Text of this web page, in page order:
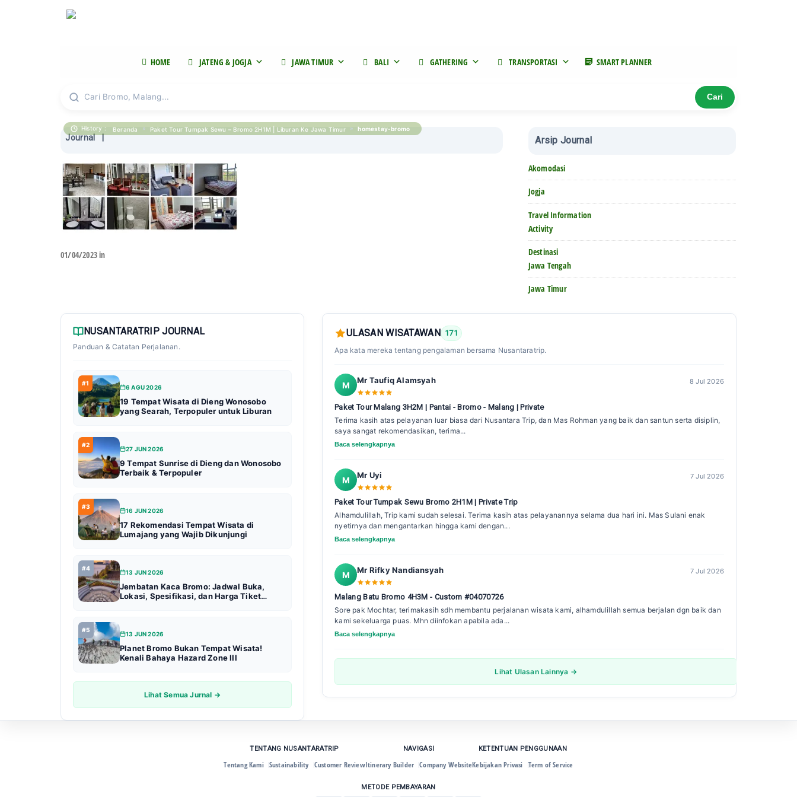
HOME JATENG & JOGJA JAWA TIMUR BALI GATHERING TRANSPORTASI SMART PLANNER
Cari Bromo, Malang... Cari
History : Beranda » Paket Tour Tumpak Sewu – Bromo 2H1M | Liburan Ke Jawa Timur » homestay-bromo
Journal |
01/04/2023 in
Arsip Journal
Akomodasi
Jogja
Travel Information
Activity
Destinasi
Jawa Tengah
Jawa Timur
NUSANTARATRIP JOURNAL
Panduan & Catatan Perjalanan.
#1
6 AGU 2026
19 Tempat Wisata di Dieng Wonosobo
yang Searah, Terpopuler untuk Liburan
#2
27 JUN 2026
9 Tempat Sunrise di Dieng dan Wonosobo
Terbaik & Terpopuler
#3
16 JUN 2026
17 Rekomendasi Tempat Wisata di
Lumajang yang Wajib Dikunjungi
#4
13 JUN 2026
Jembatan Kaca Bromo: Jadwal Buka,
Lokasi, Spesifikasi, dan Harga Tiket
#5
13 JUN 2026
Planet Bromo Bukan Tempat Wisata!
Kenali Bahaya Hazard Zone III
Lihat Semua Jurnal →
ULASAN WISATAWAN
171
Apa kata mereka tentang pengalaman bersama Nusantaratrip.
M Mr Taufiq Alamsyah 8 Jul 2026
Paket Tour Malang 3H2M | Pantai - Bromo - Malang | Private
Terima kasih atas pelayanan luar biasa dari Nusantara Trip, dan Mas Rohman yang baik dan santun serta disiplin,
saya sangat rekomendasikan, terima...
Baca selengkapnya
M Mr Uyi 7 Jul 2026
Paket Tour Tumpak Sewu Bromo 2H1M | Private Trip
Alhamdulillah, Trip kami sudah selesai. Terima kasih atas pelayanannya selama dua hari ini. Mas Sulani enak
nyetirnya dan mengantarkan hingga kami dengan...
Baca selengkapnya
M Mr Rifky Nandiansyah 7 Jul 2026
Malang Batu Bromo 4H3M - Custom #04070726
Sore pak Mochtar, terimakasih sdh membantu perjalanan wisata kami, alhamdulillah semua berjalan dgn baik dan
kami sekeluarga puas. Mhn diinfokan apabila ada...
Baca selengkapnya
Lihat Ulasan Lainnya →
TENTANG NUSANTARATRIP
Tentang Kami Sustainability Customer Review
NAVIGASI
Itinerary Builder Company Website
KETENTUAN PENGGUNAAN
Kebijakan Privasi Term of Service
METODE PEMBAYARAN